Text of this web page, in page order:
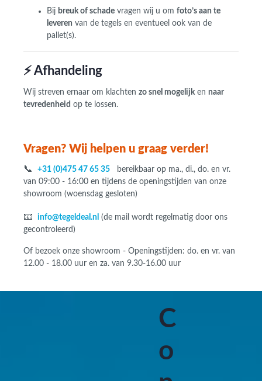
Bij breuk of schade vragen wij u om foto’s aan te
leveren van de tegels en eventueel ook van de
pallet(s).
⚡ Afhandeling
Wij streven ernaar om klachten zo snel mogelijken naar
tevredenheid op te lossen.
Vragen? Wij helpen u graag verder!
📞 +31 (0)475 47 65 35 bereikbaar op ma., di., do. en vr.
van 09:00 - 16:00 en tijdens de openingstijden van onze
showroom (woensdag gesloten)
📧 info@tegeldeal.nl (de mail wordt regelmatig door ons
gecontroleerd)
Of bezoek onze showroom - Openingstijden: do. en vr. van
12.00 - 18.00 uur en za. van 9.30-16.00 uur
C
o